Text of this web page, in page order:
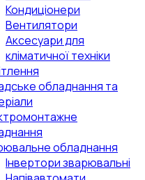
Кондиціонери
Вентилятори
Аксесуари для
кліматичної техніки
обладнання та
обладнання
Інвертори зварювальні